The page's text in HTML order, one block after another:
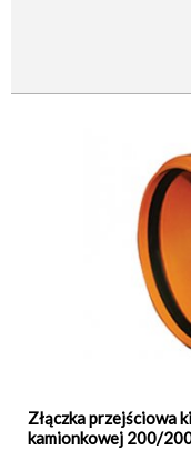
Złączka przejściowa
kamionkowej 200/